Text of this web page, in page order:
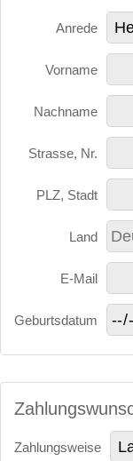
Anrede
Vorname
Nachname
Strasse, Nr.
PLZ, Stadt
Land
E-Mail
Geburtsdatum
Zahlungsweise